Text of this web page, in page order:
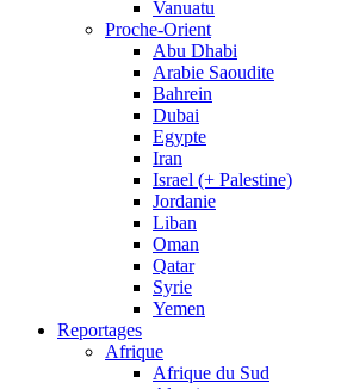
Vanuatu
Proche-Orient
Abu Dhabi
Arabie Saoudite
Bahrein
Dubai
Egypte
Iran
Israel (+ Palestine)
Jordanie
Liban
Oman
Qatar
Syrie
Yemen
Reportages
Afrique
Afrique du Sud